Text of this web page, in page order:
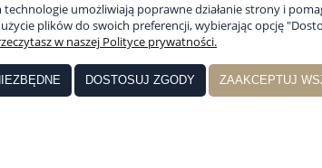
Twoje zamówienia
Ustawienia konta
Przechowalnia
umożliwiają poprawne działanie strony i
plików do swoich preferencji, wybierając opcję
w naszej Polityce prywatności.
DOSTOSUJ ZGODY ZAAKCEPTUJ